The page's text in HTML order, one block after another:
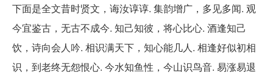
下面是全文昔时贤文，诲汝谆谆. 集韵增广，多见多闻. 观
今宜鉴古，无古不成今. 知己知彼，将心比心. 酒逢知己
饮，诗向会人吟. 相识满天下，知心能几人. 相逢好似初相
识，到老终无怨恨心. 今水知鱼性，今山识鸟音. 易涨易退